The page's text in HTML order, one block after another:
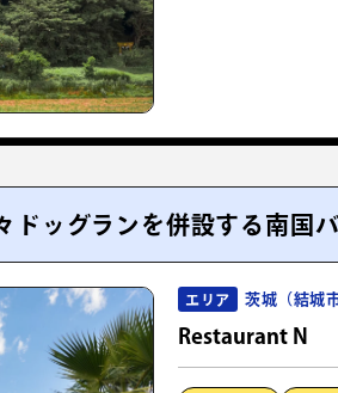
ドッグランを併設する南国
エリア 茨城（結城市
Restaurant N